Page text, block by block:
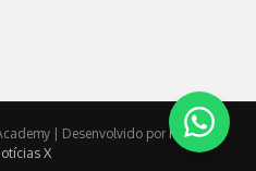
| Desenvolvido porRevista
X